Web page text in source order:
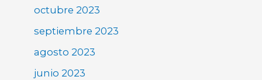
octubre 2023
septiembre 2023
agosto 2023
junio 2023